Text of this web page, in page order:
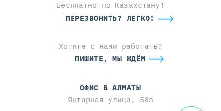
Бесплатно по Казахстану!
ПЕРЕЗВОНИТЬ? ЛЕГКО!
Хотите с нами работать?
ПИШИТЕ, МЫ ЖДЁМ
ОФИС В АЛМАТЫ
Янтарная улица, 58в